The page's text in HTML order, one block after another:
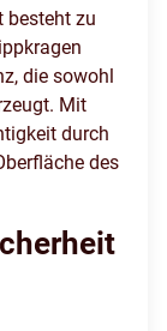
besteht zu
die sowohl
Mit
durch
des